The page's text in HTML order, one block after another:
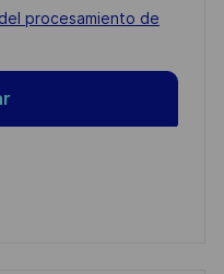
procesamiento de